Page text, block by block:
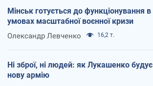
Мінськ готується до функціонування в
умовах масштабної воєнної кризи
Олександр Левченко 16,2 т.
Ні зброї, ні людей: як Лукашенко будує
нову армію